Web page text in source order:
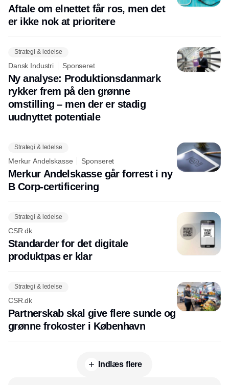
Aftale om elnettet får ros, men det
er ikke nok at prioritere
Strategi & ledelse
Dansk Industri Sponseret
Ny analyse: Produktionsdanmark
rykker frem på den grønne
omstilling – men der er stadig
uudnyttet potentiale
Strategi & ledelse
Merkur Andelskasse Sponseret
Merkur Andelskasse går forrest i ny
B Corp-certificering
Strategi & ledelse
CSR.dk
Standarder for det digitale
produktpas er klar
Strategi & ledelse
CSR.dk
Partnerskab skal give flere sunde og
grønne frokoster i København
Indlæs flere